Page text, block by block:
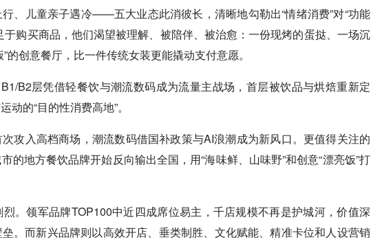
、儿童亲子遇冷——五大业态此消彼长，清晰地勾勒出“情绪消费”对“功能
于购买商品，他们渴望被理解、被陪伴、被治愈：一份现烤的蛋挞、一场沉
的创意餐厅，比一件传统女装更能撬动支付意愿。
B2层凭借轻餐饮与潮流数码成为流量主战场，首层被饮品与烘焙重新定
的“目的性消费高地”。
攻入高档商场，潮流数码借国补政策与AI浪潮成为新风口。更值得关注的
的地方餐饮品牌开始反向输出全国，用“海味鲜、山味野”和创意“漂亮饭”打
。领军品牌TOP100中近四成席位易主，千店规模不再是护城河，价值深
。而新兴品牌则以高效开店、垂类制胜、文化赋能、精准卡位和人设营销